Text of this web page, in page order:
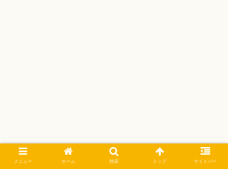
メニュー ホーム 検索 トップ サイドバー